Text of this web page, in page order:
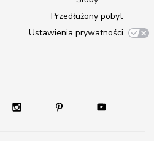
Przedłużony pobyt
Ustawienia prywatności